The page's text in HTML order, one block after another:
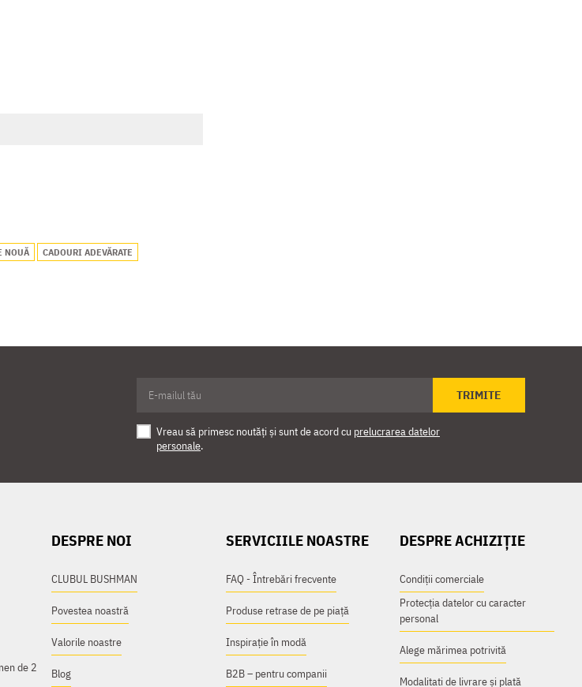
NOUĂ CADOURI ADEVĂRATE
TRIMITE
Vreau să primesc noutăți și sunt de acord cu prelucrarea datelor
personale.
de 2
DESPRE NOI
CLUBUL BUSHMAN
Povestea noastră
Valorile noastre
Blog
SERVICIILE NOASTRE
FAQ - Întrebări frecvente
Produse retrase de pe piață
Inspirație în modă
B2B – pentru companii
DESPRE ACHIZIȚIE
Condiții comerciale
Protecția datelor cu caracter
personal
Alege mărimea potrivită
Modalitati de livrare și plată